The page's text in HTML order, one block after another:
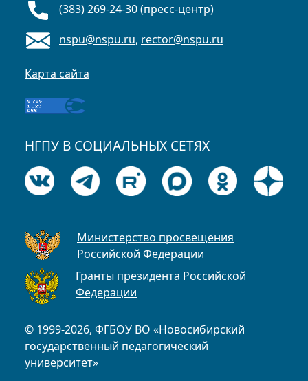
© 1999-2026, ФГБОУ ВО «Новосибирский
государственный педагогический
университет»
(383) 269-24-30 (пресс-центр)
nspu@nspu.ru, rector@nspu.ru
Карта сайта
НГПУ В СОЦИАЛЬНЫХ СЕТЯХ
Министерство просвещения
Российской Федерации
Гранты президента Российской
Федерации